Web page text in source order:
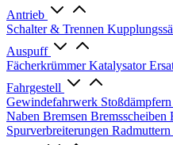
Antrieb
Schalter & Trennen
Auspuff
FächerkrümmerKatalysator
Fahrgestell
Gewindefahrwerk Stoßdämpfern
Naben Bremsen Bremsscheiben
Spurverbreiterungen Radmuttern